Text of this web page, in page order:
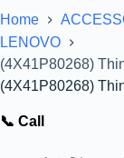
Home
LENOVO
(4X41P80268)
(4X41P80268)
📞 Call